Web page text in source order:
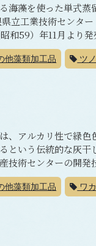
藻を使った単式蒸
立工業技術センタ
和59）年11月より
他藻類加工品 ツ
アルカリ性で緑色
という伝統的な灰
技術センターの開
他藻類加工品 ワ